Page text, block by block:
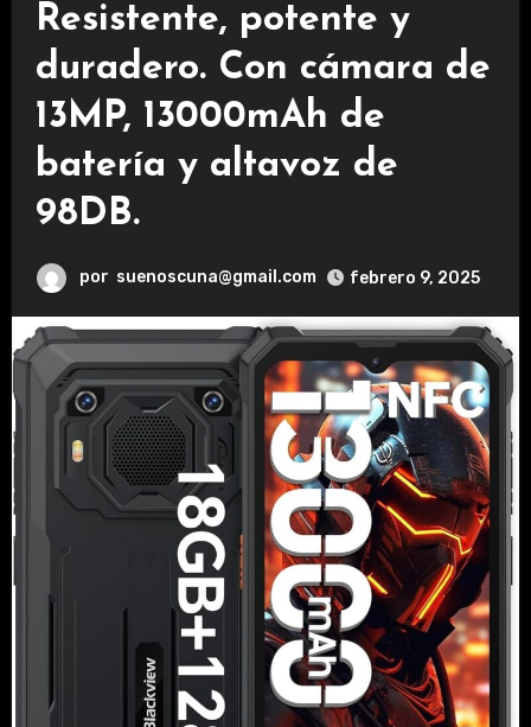
Resistente, potente y
duradero. Con cámara de
13MP, 13000mAh de
batería y altavoz de
98DB.
por suenoscuna@gmail.com febrero 9, 2025